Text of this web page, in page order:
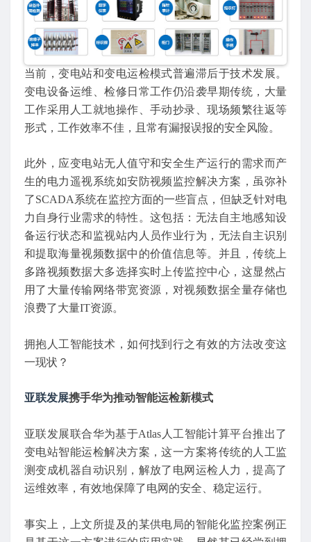
当前，变电站和变电运检模式普遍滞后于技术发展。
变电设备运维、检修日常工作仍沿袭早期传统，大量
工作采用人工就地操作、手动抄录、现场频繁往返等
形式，工作效率不佳，且常有漏报误报的安全风险。
此外，应变电站无人值守和安全生产运行的需求而产
生的电力遥视系统如安防视频监控解决方案，虽弥补
了SCADA系统在监控方面的一些盲点，但缺乏针对电
力自身行业需求的特性。这包括：无法自主地感知设
备运行状态和监视站内人员作业行为，无法自主识别
和提取海量视频数据中的价值信息等。并且，传统上
多路视频数据大多选择实时上传监控中心，这显然占
用了大量传输网络带宽资源，对视频数据全量存储也
浪费了大量IT资源。
拥抱人工智能技术，如何找到行之有效的方法改变这
一现状？
亚联发展携手华为推动智能运检新模式
亚联发展联合华为基于Atlas人工智能计算平台推出了
变电站智能运检解决方案，这一方案将传统的人工监
测变成机器自动识别，解放了电网运检人力，提高了
运维效率，有效地保障了电网的安全、稳定运行。
事实上，上文所提及的某供电局的智能化监控案例正